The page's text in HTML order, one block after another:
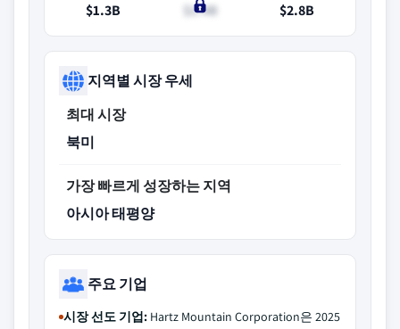
$1.3B
$1.4B
$2.8B
지역별 시장 우세
최대 시장
북미
가장 빠르게 성장하는 지역
아시아 태평양
주요 기업
시장 선도 기업: Hartz Mountain Corporation은 2025